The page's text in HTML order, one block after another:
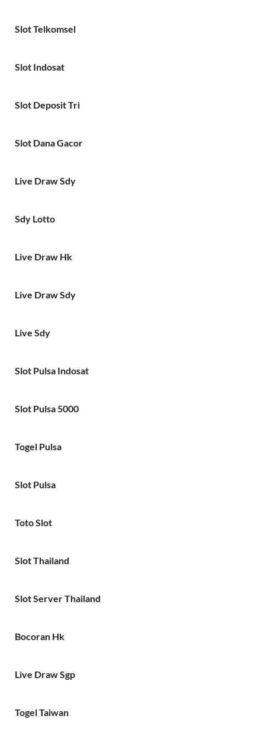
Slot Telkomsel
Slot Indosat
Slot Deposit Tri
Slot Dana Gacor
Live Draw Sdy
Sdy Lotto
Live Draw Hk
Live Draw Sdy
Live Sdy
Slot Pulsa Indosat
Slot Pulsa 5000
Togel Pulsa
Slot Pulsa
Toto Slot
Slot Thailand
Slot Server Thailand
Bocoran Hk
Live Draw Sgp
Togel Taiwan